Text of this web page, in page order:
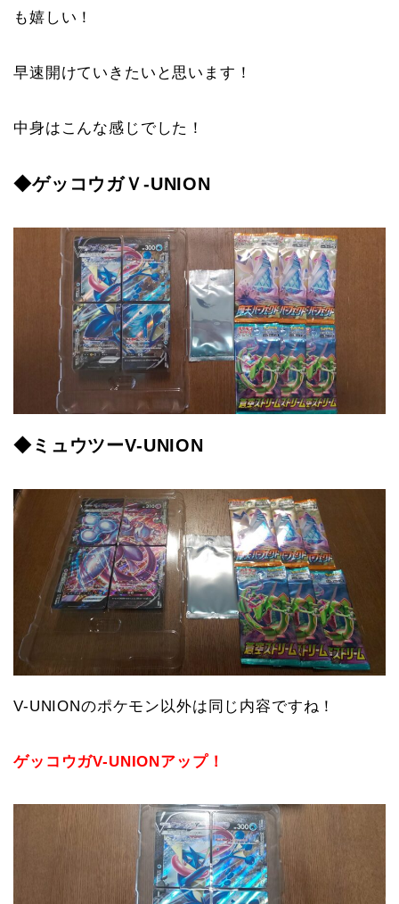
も嬉しい！
早速開けていきたいと思います！
中身はこんな感じでした！
◆ゲッコウガＶ-UNION
◆ミュウツーV-UNION
V-UNIONのポケモン以外は同じ内容ですね！
ゲッコウガV-UNIONアップ！